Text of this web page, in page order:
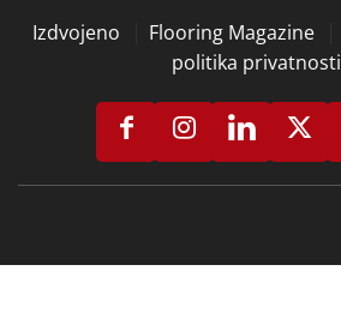
Izdvojeno Flooring Magazine
politika privatnosti